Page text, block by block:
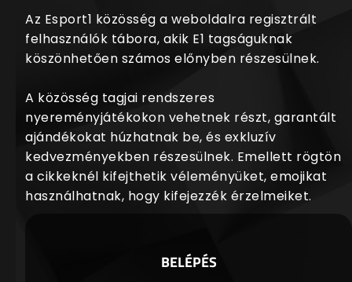
Az Esport1 közösség a weboldalra regisztrált
felhasználók tábora, akik E1 tagságuknak
köszönhetően számos előnyben részesülnek.
A közösség tagjai rendszeres
nyereményjátékokon vehetnek részt, garantált
ajándékokat húzhatnak be, és exkluzív
kedvezményekben részesülnek. Emellett rögtön
a cikkeknél kifejthetik véleményüket, emojikat
használhatnak, hogy kifejezzék érzelmeiket.
BELÉPÉS